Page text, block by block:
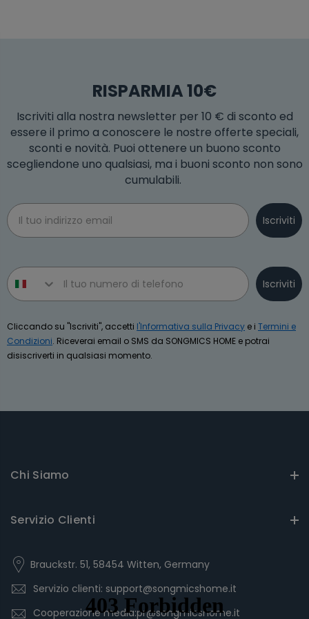
RISPARMIA 10€
Iscriviti alla nostra newsletter per 10 € di sconto ed
essere il primo a conoscere le nostre offerte speciali,
sconti e novità. Puoi ottenere un buono sconto
scegliendone uno qualsiasi, ma i buoni sconto non sono
cumulabili.
Email
Iscriviti
Phone number
Iscriviti
Cliccando su "Iscriviti", accetti l'Informativa sulla Privacy e i Termini e
Condizioni. Riceverai email o SMS da SONGMICS HOME e potrai
disiscriverti in qualsiasi momento.
Chi Siamo
Servizio Clienti
Brauckstr. 51, 58454 Witten, Germany
Servizio clienti: support@songmicshome.it
Cooperazione media:pr@songmicshome.it